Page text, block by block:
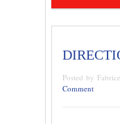
Posted by
Comment